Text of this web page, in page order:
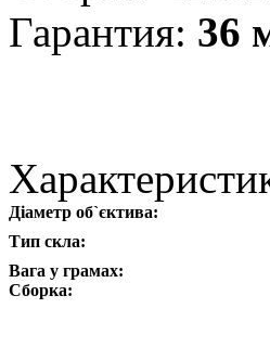
Гарантия: 36
Діаметр об`єктива:
Тип скла:
Вага у грамах:
Сборка: